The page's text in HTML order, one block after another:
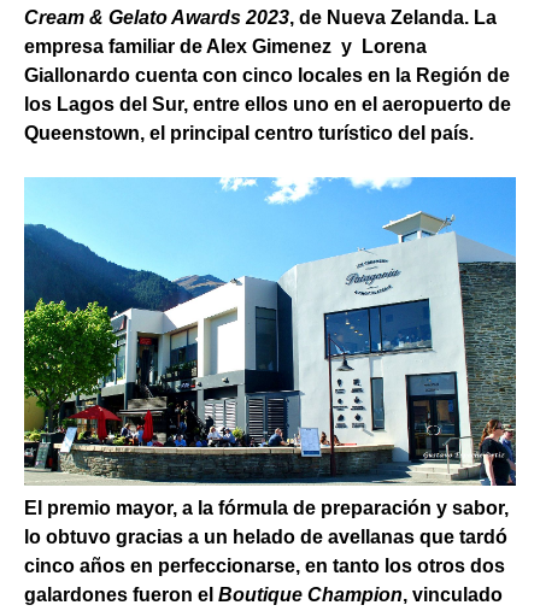
Cream & Gelato Awards 2023, de Nueva Zelanda. La
empresa familiar de Alex Gimenez y Lorena
Giallonardo cuenta con cinco locales en la Región de
los Lagos del Sur, entre ellos uno en el aeropuerto de
Queenstown, el principal centro turístico del país.
El premio mayor, a la fórmula de preparación y sabor,
lo obtuvo gracias a un helado de avellanas que tardó
cinco años en perfeccionarse, en tanto los otros dos
galardones fueron el Boutique Champion, vinculado